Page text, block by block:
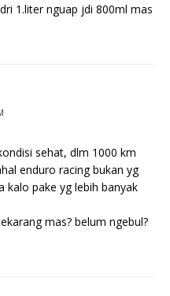
1.liter nguap jdi 800ml mas
sehat, dlm 1000 km
enduro racing bukan yg
kalo pake yg lebih banyak
mas? belum ngebul?